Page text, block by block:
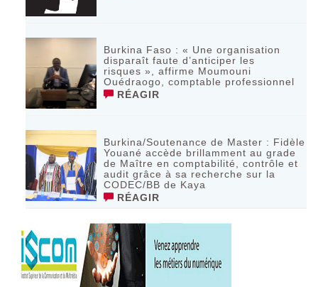
Burkina Faso : « Une organisation
disparaît faute d’anticiper les
risques », affirme Moumouni
Ouédraogo, comptable professionnel
RÉAGIR
Burkina/Soutenance de Master : Fidèle
Youané accède brillamment au grade
de Maître en comptabilité, contrôle et
audit grâce à sa recherche sur la
CODEC/BB de Kaya
RÉAGIR